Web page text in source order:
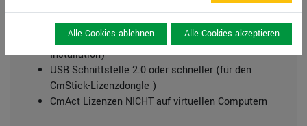
500 MB freier Festplattenplatz
DVD-ROM Laufwerk oder Internetverbindung (für
Installation)
USB Schnittstelle 2.0 oder schneller (für den
CmStick-Lizenzdongle )
CmAct Lizenzen NICHT auf virtuellen Computern
Alle Cookies ablehnen Alle Cookies akzeptieren